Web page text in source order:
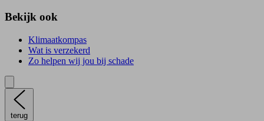
Bekijk ook
Klimaatkompas
Wat is verzekerd
Zo helpen wij jou bij schade
terug